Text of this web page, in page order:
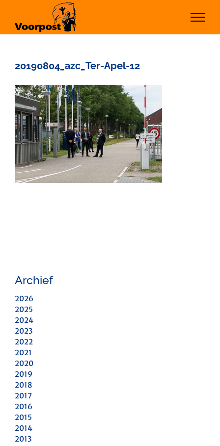
inhoud
20190804_azc_Ter-Apel-12
Archief
2026
2025
2024
2023
2022
2021
2020
2019
2018
2017
2016
2015
2014
2013